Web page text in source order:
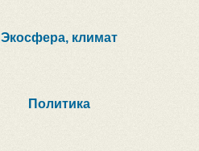
Экосфера, климат
Политика